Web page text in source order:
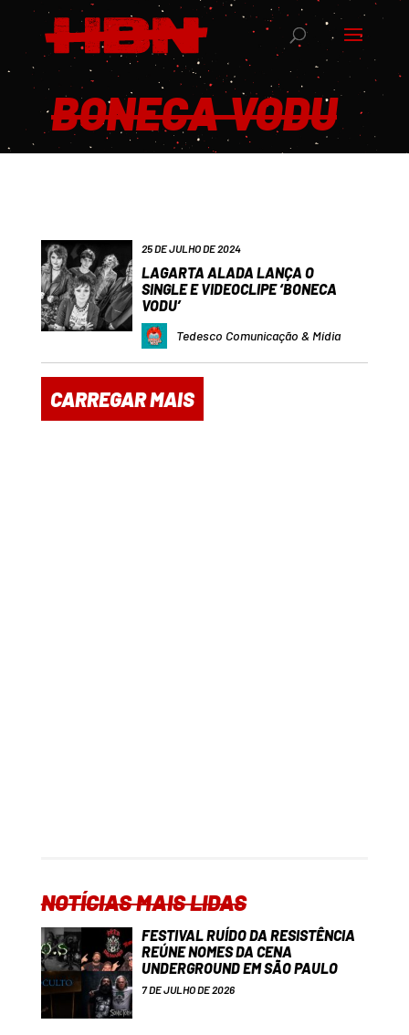
BONECA VODU
25 DE JULHO DE 2024
LAGARTA ALADA LANÇA O
SINGLE E VIDEOCLIPE ‘BONECA
VODU’
Tedesco Comunicação & Mídia
CARREGAR MAIS
NOTÍCIAS MAIS LIDAS
FESTIVAL RUÍDO DA RESISTÊNCIA
REÚNE NOMES DA CENA
UNDERGROUND EM SÃO PAULO
7 DE JULHO DE 2026